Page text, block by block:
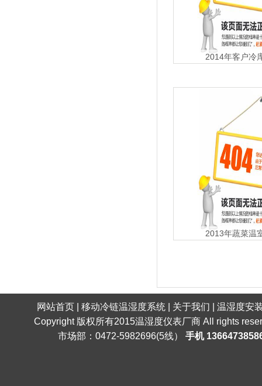
2014年客户冷
2013年蔬菜温
网站首页 移动冷链温湿度系统 关于我们
温湿度安
Copyright 版权所有2015温湿度仪表厂商 All rights
市场部：0472-5982696(5线） 手机